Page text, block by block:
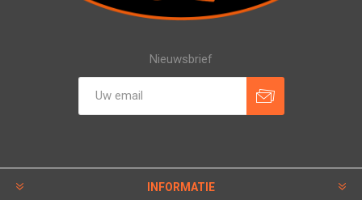
Nieuwsbrief
INFORMATIE